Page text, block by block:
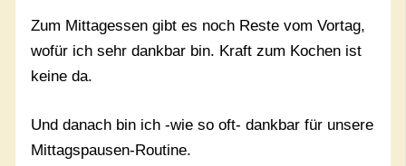
Zum Mittagessen gibt es noch Reste vom Vortag,
wofür ich sehr dankbar bin. Kraft zum Kochen ist
keine da.
Und danach bin ich -wie so oft- dankbar für unsere
Mittagspausen-Routine.